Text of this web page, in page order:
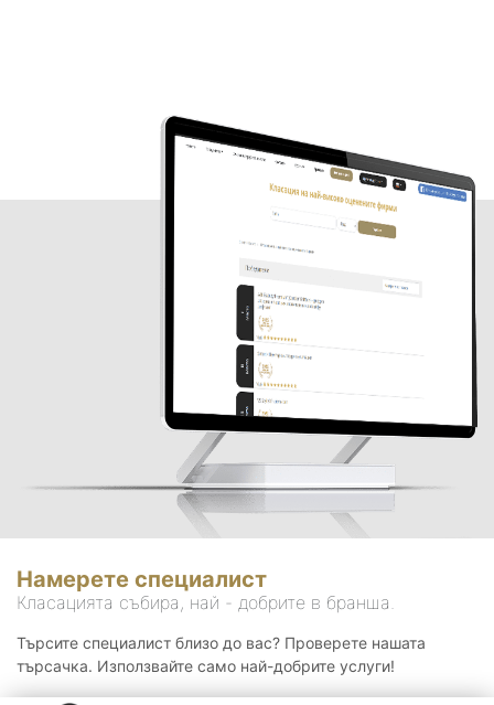
Намерете специалист
Класацията събира, най - добрите в бранша.
Търсите специалист близо до вас? Проверете нашата
търсачка. Използвайте само най-добрите услуги!